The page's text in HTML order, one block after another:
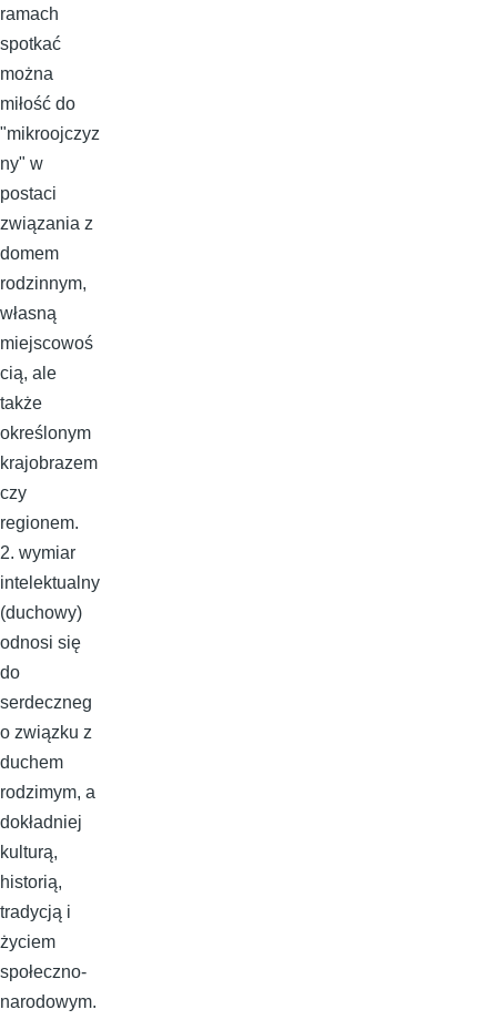
ramach
spotkać
można
miłość do
"mikroojczyz
ny" w
postaci
związania z
domem
rodzinnym,
własną
miejscowoś
cią, ale
także
określonym
krajobrazem
czy
regionem.
2. wymiar
intelektualny
(duchowy)
odnosi się
do
serdeczneg
o związku z
duchem
rodzimym, a
dokładniej
kulturą,
historią,
tradycją i
życiem
społeczno-
narodowym.